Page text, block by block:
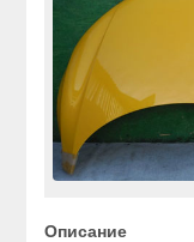
Описание